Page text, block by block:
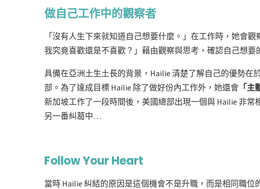
做自己工作中的觀察者
「沒有人生下來就知道自己想要什麼。」在工作時，她會
我究竟喜歡還是不喜歡？」藉由觀察與思考，確認自己想要
具備在亞洲土生土長的背景，Hailie 清楚了解自己的優勢
部。為了達成目標 Hailie 除了做好份內工作外，她還會 「
新加坡工作了一段時間後，美國總部出現一個與 Hailie 非
另一番糾葛中…
Follow Your Heart
當時 Hailie 糾結的原因是這個機會不是升職，而是相同職